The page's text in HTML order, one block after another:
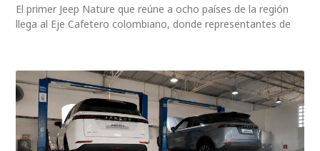
El primer Jeep Nature que reúne a ocho países de la región
llega al Eje Cafetero colombiano, donde representantes de